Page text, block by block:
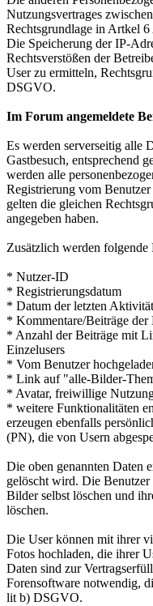
Nutzungsvertrages
Rechtsgrundlage in Artkel
Die Speicherung der IP-
Rechtsverstößen der
User zu ermitteln,
DSGVO.
Im Forum angemeldete
Es werden serverseitig alle
Gastbesuch, entsprechend
werden alle
Registrierung vom
gelten die gleichen
angegeben haben.
Zusätzlich werden folgende
* Nutzer-ID
* Registrierungsdatum
* Datum der letzten
* Kommentare/Beiträge der
* Anzahl der Beiträge mit
Einzelusers
* Vom Benutzer
* Link auf "alle-Bilder-
* Avatar, freiwillige
* weitere Funktionalitäten
erzeugen ebenfalls
(PN), die von Usern
Die oben genannten Daten
gelöscht wird. Die
Bilder selbst löschen und
löschen.
Die User können mit ihrer
Fotos hochladen, die ihrer
Daten sind zur
Forensoftware notwendig,
lit b) DSGVO.